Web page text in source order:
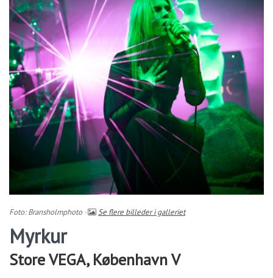
Foto: Bransholmphoto · Se flere billeder i galleriet
Myrkur
Store VEGA, København V